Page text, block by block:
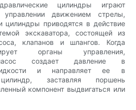
цилиндры играют
движением стрелы,
цилиндры приводятся в действие
экскаватора, состоящей из
клапанов и шлангов. Когда
органы управления,
насос создает давление в
и направляет ее в
цилиндр, заставляя поршень
компонент выдвигаться или